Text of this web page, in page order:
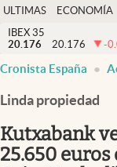
Actualidad
Criptomonedas
España
ULTIMAS
NOTICIAS
ECONOMÍA
FINANZAS
IBEX 35
20.176
20.176 -
Cronista España
Linda propiedad
Kutxabank
25.650 euros